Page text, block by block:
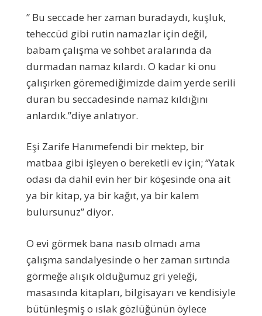
” Bu seccade her zaman buradaydı, kuşluk,
teheccüd gibi rutin namazlar için değil,
babam çalışma ve sohbet aralarında da
durmadan namaz kılardı. O kadar ki onu
çalışırken göremediğimizde daim yerde serili
duran bu seccadesinde namaz kıldığını
anlardık.”diye anlatıyor.
Eşi Zarife Hanımefendi bir mektep, bir
matbaa gibi işleyen o bereketli ev için; “Yatak
odası da dahil evin her bir köşesinde ona ait
ya bir kitap, ya bir kağıt, ya bir kalem
bulursunuz” diyor.
O evi görmek bana nasıb olmadı ama
çalışma sandalyesinde o her zaman sırtında
görmeğe alışık olduğumuz gri yeleği,
masasında kitapları, bilgisayarı ve kendisiyle
bütünleşmiş o ıslak gözlüğünün öylece